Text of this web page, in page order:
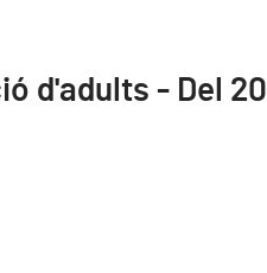
d'adults - Del 20